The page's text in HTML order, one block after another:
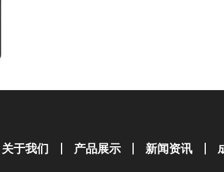
关于我们 产品展示 新闻资讯